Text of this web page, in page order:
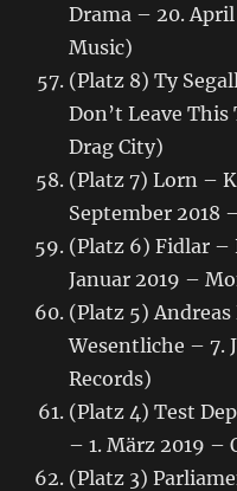
Drama – 20.
Music)
(Platz 8) Ty
Don’t Leave
Drag City)
(Platz 7) Lorn –
September 2018
(Platz 6) Fidlar –
Januar 2019 –
(Platz 5)
Wesentliche – 7.
Records)
(Platz 4) Test
– 1. März 2019 –
(Platz 3)